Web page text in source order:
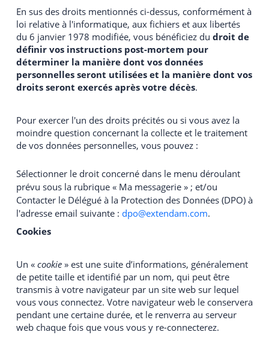
En sus des droits mentionnés ci-dessus, conformément à
loi relative à l'informatique, aux fichiers et aux libertés
du 6 janvier 1978 modifiée, vous bénéficiez du droit de
définir vos instructions post-mortem pour
déterminer la manière dont vos données
personnelles seront utilisées et la manière dont vos
droits seront exercés après votre décès.
Pour exercer l'un des droits précités ou si vous avez la
moindre question concernant la collecte et le traitement
de vos données personnelles, vous pouvez :
Sélectionner le droit concerné dans le menu déroulant
prévu sous la rubrique « Ma messagerie » ; et/ou
Contacter le Délégué à la Protection des Données (DPO) à
l'adresse email suivante : dpo@extendam.com.
Cookies
Un « cookie » est une suite d’informations, généralement
de petite taille et identifié par un nom, qui peut être
transmis à votre navigateur par un site web sur lequel
vous vous connectez. Votre navigateur web le conservera
pendant une certaine durée, et le renverra au serveur
web chaque fois que vous vous y re-connecterez.